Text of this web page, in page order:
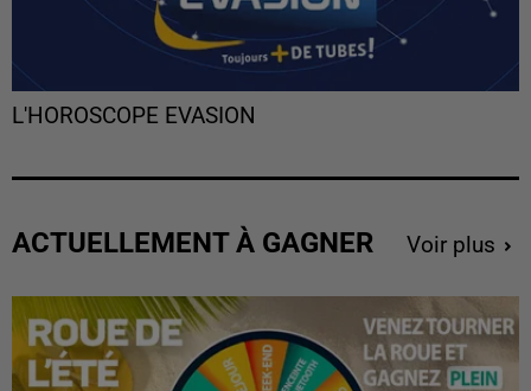
L'HOROSCOPE EVASION
ACTUELLEMENT À GAGNER Voir plus